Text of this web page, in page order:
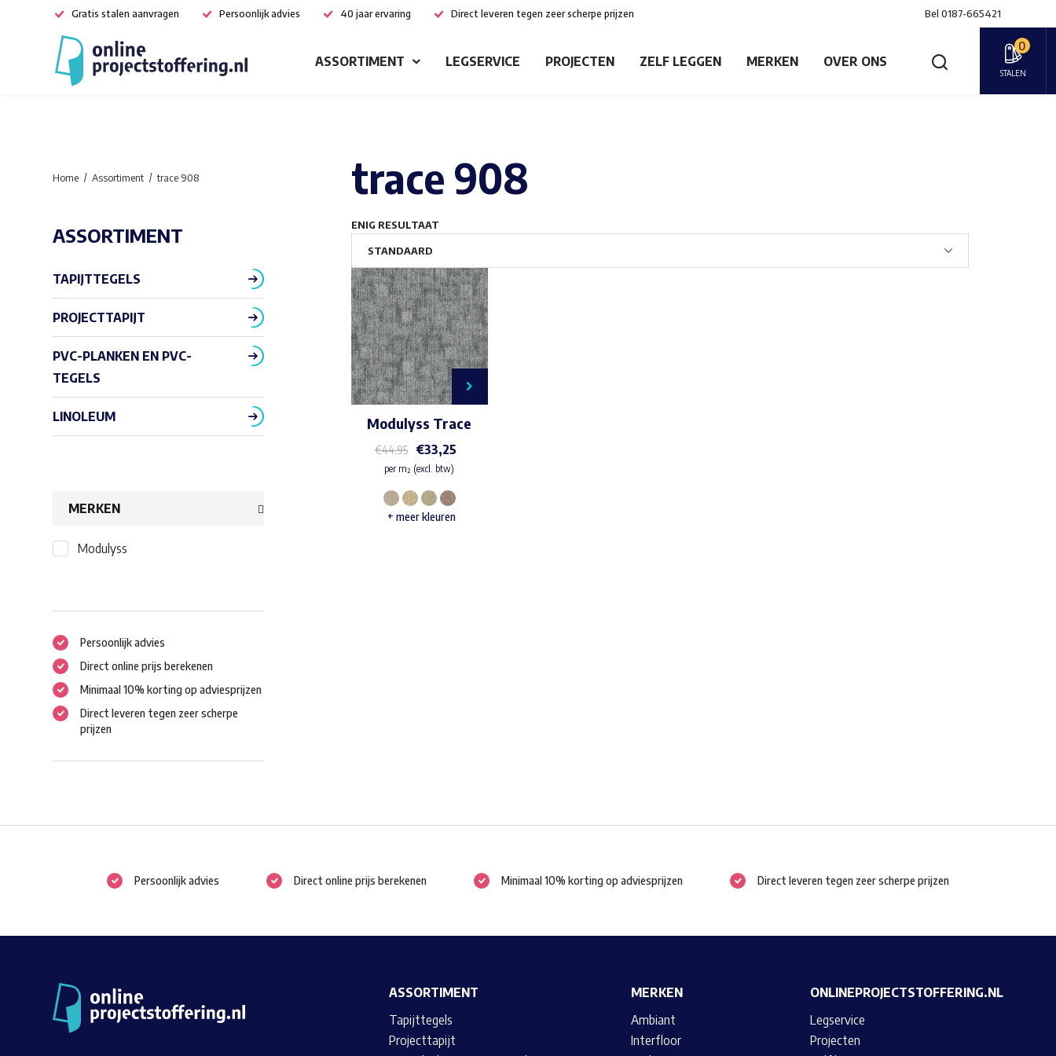
Gratis stalen aanvragen Persoonlijk advies 40 jaar ervaring Direct leveren tegen zeer scherpe prijzen Bel 0187-665421
ASSORTIMENT LEGSERVICE PROJECTEN ZELF LEGGEN MERKEN OVER ONS
0
STALEN
trace 908
ENIG RESULTAAT
Modulyss Trace
€44,95 €33,25
per m² (excl. btw)
Dit
+ meer kleuren
Home Assortiment trace 908
ASSORTIMENT
TAPIJTTEGELS
PROJECTTAPIJT
PVC-PLANKEN EN PVC-
TEGELS
LINOLEUM
MERKEN
Modulyss
Persoonlijk advies
Direct online prijs berekenen
Minimaal 10% korting op adviesprijzen
Direct leveren tegen zeer scherpe
prijzen
Persoonlijk advies Direct online prijs berekenen Minimaal 10% korting op adviesprijzen Direct leveren tegen zeer scherpe prijzen
ASSORTIMENT
Tapijttegels
Projecttapijt
MERKEN
Ambiant
Interfloor
ONLINEPROJECTSTOFFERING.NL
Legservice
Projecten